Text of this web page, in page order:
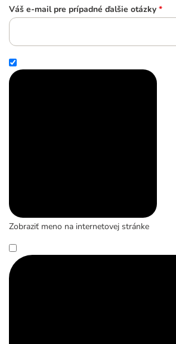
Váš e-mail pre prípadné ďalšie otázky *
Zobraziť meno na internetovej stránke